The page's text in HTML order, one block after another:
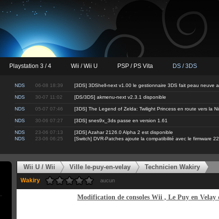
Playstation 3 / 4 Wii / Wii U PSP / PS Vita DS / 3DS
NDS 06-08 18:39 [3DS] 3DShell-next v1.00 le gestionnaire 3DS fait peau neuve
NDS 30-07 11:02 [DS/3DS] akmenu-next v2.3.1 disponible
NDS 05-07 07:46 [3DS] The Legend of Zelda: Twilight Princess en route vers la
NDS 30-06 07:27 [3DS] snes9x_3ds passe en version 1.61
NDS 23-06 07:13
[3DS] Azahar 2126.0 Alpha 2 est disponible
NDS
23-06 06:25 [Switch] DVR-Patches ajoute la compatibilité avec le firmware
Wii U / Wii Ville le-puy-en-velay Technicien Wakiry
Wakiry aucun
Modification de consoles Wii , Le Puy en